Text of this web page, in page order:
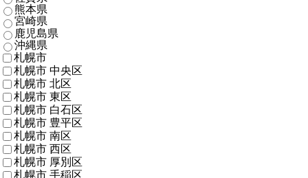
熊本県
宮崎県
鹿児島県
沖縄県
札幌市
札幌市 中央区
札幌市 北区
札幌市 東区
札幌市 白石区
札幌市 豊平区
札幌市 南区
札幌市 西区
札幌市 厚別区
札幌市 手稲区